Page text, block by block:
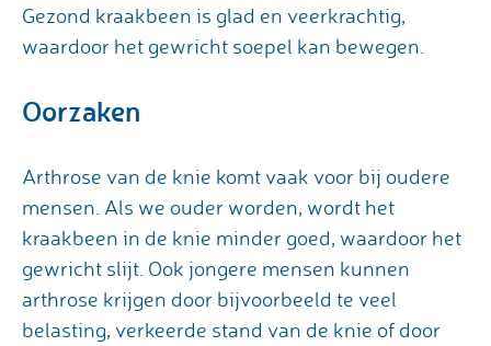
Gezond kraakbeen is glad en veerkrachtig,
waardoor het gewricht soepel kan bewegen.
Oorzaken
Arthrose van de knie komt vaak voor bij oudere
mensen. Als we ouder worden, wordt het
kraakbeen in de knie minder goed, waardoor het
gewricht slijt. Ook jongere mensen kunnen
arthrose krijgen door bijvoorbeeld te veel
belasting, verkeerde stand van de knie of door